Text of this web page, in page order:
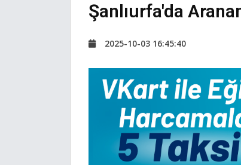
Şanlıurfa'da
2025-10-03 16:45:40